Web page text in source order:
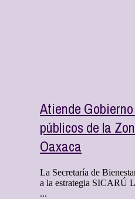
Atiende
públicos de la
Oaxaca
La Secretaría de
a la estrategia SICARÚ
...